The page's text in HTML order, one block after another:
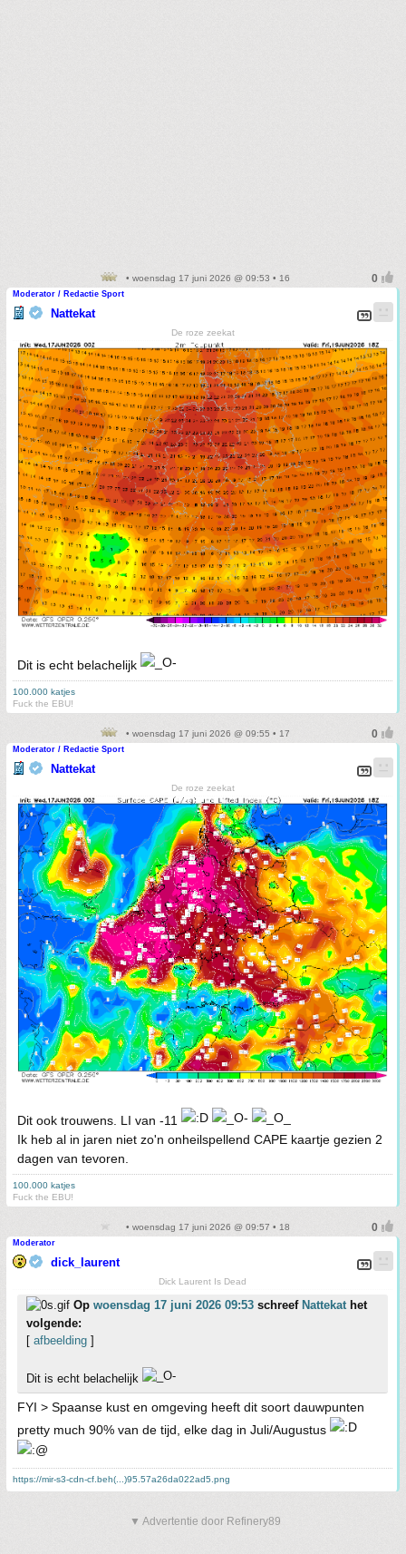
• woensdag 17 juni 2026 @ 09:53 • 16
Moderator / Redactie Sport
Nattekat
De roze zeekat
Dit is echt belachelijk
100.000 katjes
Fuck the EBU!
• woensdag 17 juni 2026 @ 09:55 • 17
Moderator / Redactie Sport
Nattekat
De roze zeekat
Dit ook trouwens. LI van -11
Ik heb al in jaren niet zo'n onheilspellend CAPE kaartje gezien 2
dagen van tevoren.
100.000 katjes
Fuck the EBU!
• woensdag 17 juni 2026 @ 09:57 • 18
Moderator
dick_laurent
Dick Laurent Is Dead
Op woensdag 17 juni 2026 09:53 schreef Nattekathet
volgende:
[ afbeelding ]
Dit is echt belachelijk
FYI > Spaanse kust en omgeving heeft dit soort dauwpunten
pretty much 90% van de tijd, elke dag in Juli/Augustus
https://mir-s3-cdn-cf.beh(...)95.57a26da022ad5.png
▼ Advertentie door Refinery89